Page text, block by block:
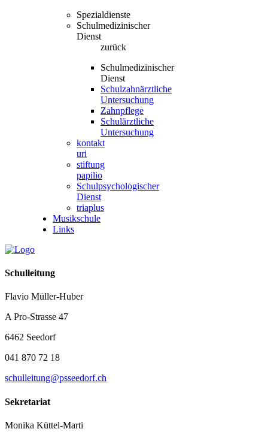
Spezialdienste
Schulmedizinischer
Dienst
zurück
Schulmedizinischer
Dienst
Schulzahnärztliche
Untersuchung
Zahnpflege
Schulärztliche
Untersuchung
kontakt
uri
stiftung
papilio
Schulpsychologischer
Dienst
triaplus
Musikschule
Links
Schulleitung
Flavio Müller-Huber
A Pro-Strasse 47
6462 Seedorf
041 870 72 18
schulleitung@psseedorf.ch
Sekretariat
Monika Küttel-Marti